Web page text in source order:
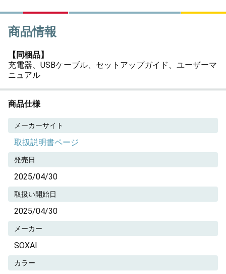
商品情報
【同梱品】
充電器、USBケーブル、セットアップガイド、ユーザーマ
ニュアル
商品仕様
メーカーサイト
取扱説明書ページ
発売日
2025/04/30
取扱い開始日
2025/04/30
メーカー
SOXAI
カラー